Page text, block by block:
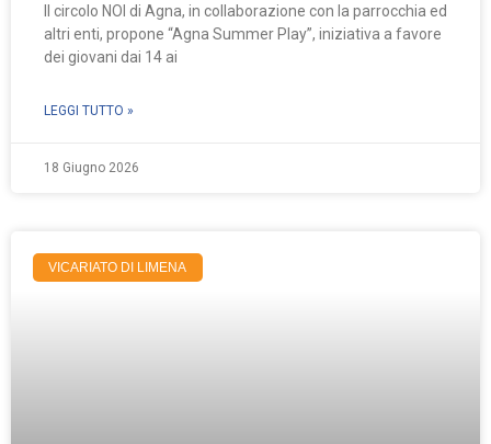
Il circolo NOI di Agna, in collaborazione con la parrocchia ed
altri enti, propone “Agna Summer Play”, iniziativa a favore
dei giovani dai 14 ai
LEGGI TUTTO »
18 Giugno 2026
VICARIATO DI LIMENA